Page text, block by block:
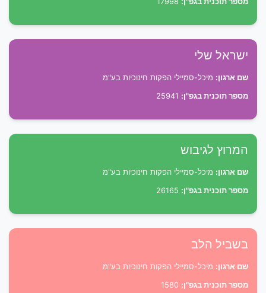
ישראל שלי
שם ארגון: מיכל-סמיילי הפקות חינוכיות בע"מ
מספר תוכנית בגפ"ן:
המרוץ לגיבוש
שם ארגון: מיכל-סמיילי הפקות חינוכיות בע"מ
מספר תוכנית בגפ"ן:
בשביל הלב
שם ארגון: מיכל-סמיילי הפקות חינוכיות בע"מ
מספר תוכנית בגפ"ן: